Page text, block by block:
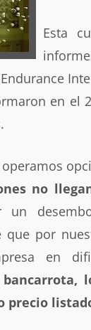
Esta
en el
no
un
que por
en
precio